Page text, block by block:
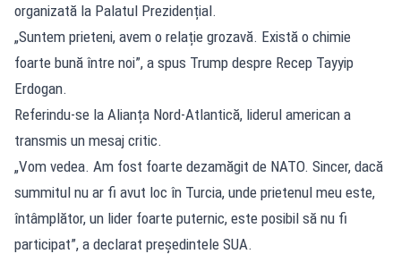
organizată la Palatul Prezidențial.
„Suntem prieteni, avem o relație grozavă. Există o chimie
foarte bună între noi”, a spus Trump despre Recep Tayyip
Erdogan.
Referindu-se la Alianța Nord-Atlantică, liderul american a
transmis un mesaj critic.
„Vom vedea. Am fost foarte dezamăgit de NATO. Sincer, dacă
summitul nu ar fi avut loc în Turcia, unde prietenul meu este,
întâmplător, un lider foarte puternic, este posibil să nu fi
participat”, a declarat președintele SUA.